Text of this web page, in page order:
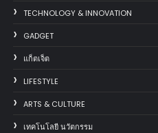
TECHNOLOGY & INNOVATION
GADGET
แก็ตเจ็ต
LIFESTYLE
ARTS & CULTURE
เทคโนโลยี นวัตกรรม